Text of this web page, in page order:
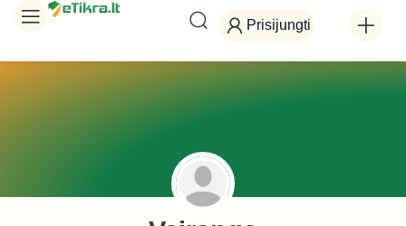
Prisijungti